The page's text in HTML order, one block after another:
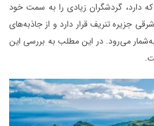
دارد، گردشگران زیادی را به سمت خود
جزیره تنریف قرار دارد و از جاذبه‌های
می‌رود. در این مطلب به بررسی این